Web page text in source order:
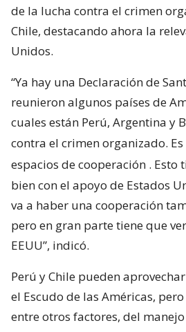
de la lucha contra el crimen
Chile, destacando ahora la
Unidos.
“Ya hay una Declaración de
reunieron algunos países de
cuales están Perú, Argentina y
contra el crimen organizado. Es
espacios de cooperación . Esto
bien con el apoyo de Estados
va a haber una cooperación
pero en gran parte tiene que
EEUU”, indicó.
Perú y Chile pueden
el Escudo de las Américas,
entre otros factores, del